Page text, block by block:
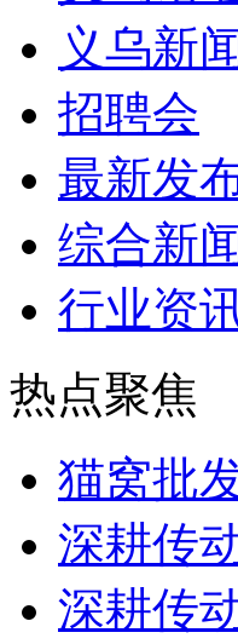
义乌新
招聘会
最新发
综合新
行业资
热点聚焦
猫窝批
深耕传
深耕传